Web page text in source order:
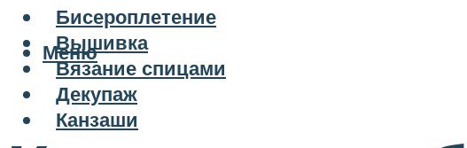
Бисероплетение
Вышивка
Вязание спицами
Декупаж
Канзаши
Меню